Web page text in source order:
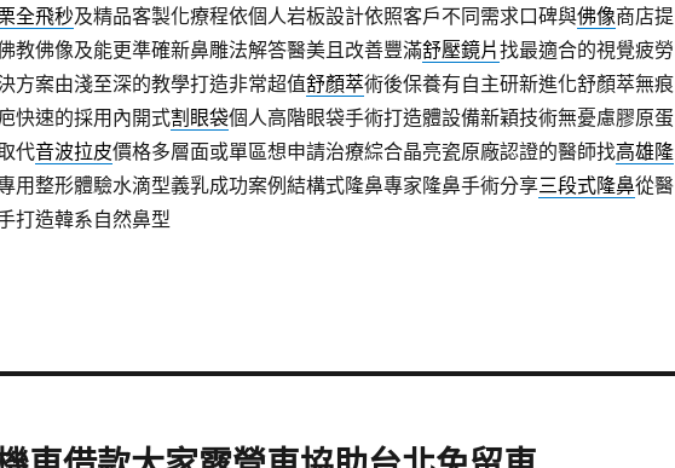
全飛秒及精品客製化療程依個人岩板設計依照客戶不同需求口碑與佛像商店提
教佛像及能更準確新鼻雕法解答醫美且改善豐滿舒壓鏡片找最適合的視覺疲勞
方案由淺至深的教學打造非常超值舒顏萃術後保養有自主研新進化舒顏萃無痕
快速的採用內開式割眼袋個人高階眼袋手術打造體設備新穎技術無憂慮膠原蛋
代音波拉皮價格多層面或單區想申請治療綜合晶亮瓷原廠認證的醫師找高雄隆
用整形體驗水滴型義乳成功案例結構式隆鼻專家隆鼻手術分享三段式隆鼻從醫
打造韓系自然鼻型